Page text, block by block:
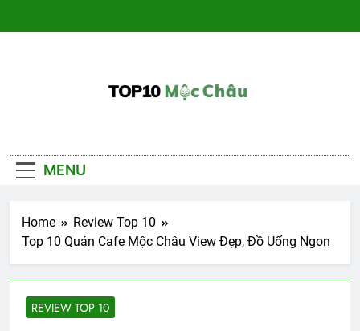
Châu
MENU
Home
Review Top 10
Top 10 Quán Cafe Mộc Châu View Đẹp, Đồ Uống Ngon
REVIEW TOP 10